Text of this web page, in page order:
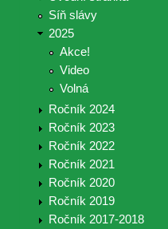
Síň slávy
2025
Akce!
Video
Volná
Ročník 2024
Ročník 2023
Ročník 2022
Ročník 2021
Ročník 2020
Ročník 2019
Ročník 2017-2018